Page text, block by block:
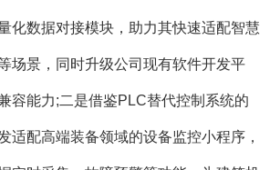
化数据对接模块，助力其快速适配智慧
场景，同时升级公司现有软件开发平
容能力;二是借鉴PLC替代控制系统的
适配高端装备领域的设备监控小程序，